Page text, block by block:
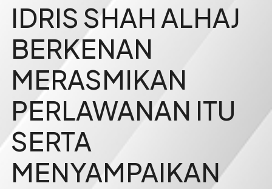
IDRIS SHAH ALHAJ
BERKENAN
MERASMIKAN
PERLAWANAN ITU
SERTA
MENYAMPAIKAN